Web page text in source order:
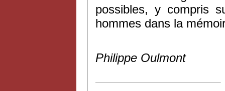
possibles, y compris
hommes dans la
Philippe Oulmont